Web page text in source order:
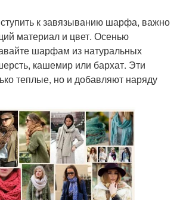
к завязыванию шарфа, важно
материал и цвет. Осенью
шарфам из натуральных
кашемир или бархат. Эти
теплые, но и добавляют наряду